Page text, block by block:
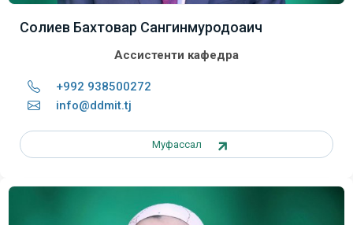
Солиев Бахтовар Сангинмуродоаич
Ассистенти кафедра
+992 938500272
info@ddmit.tj
Муфассал